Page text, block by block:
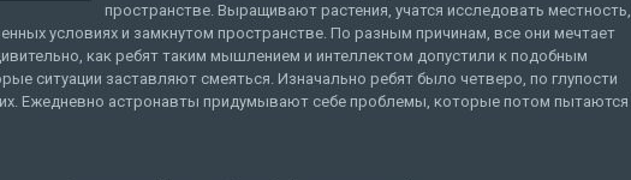
пространстве. Выращивают растения, учатся исследовать местность,
условиях и замкнутом пространстве. По разным причинам, все они мечтает
как ребят таким мышлением и интеллектом допустили к подобным
ситуации заставляют смеяться. Изначально ребят было четверо, по глупости
Ежедневно астронавты придумывают себе проблемы, которые потом пытаются